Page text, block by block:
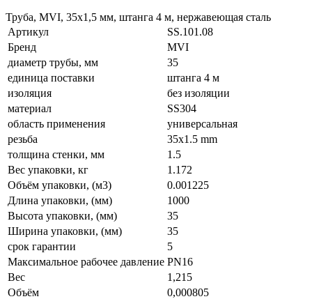
Труба, MVI, 35x1,5 мм, штанга 4 м, нержавеющая сталь
Артикул
SS.101.08
Бренд
MVI
диаметр трубы, мм
35
единица поставки
штанга 4 м
изоляция
без изоляции
материал
SS304
область применения
универсальная
резьба
35х1.5 mm
толщина стенки, мм
1.5
Вес упаковки, кг
1.172
Объём упаковки, (м3)
0.001225
Длина упаковки, (мм)
1000
Высота упаковки, (мм)
35
Ширина упаковки, (мм)
35
срок гарантии
5
Максимальное рабочее давление PN16
Вес
1,215
Объём
0,000805